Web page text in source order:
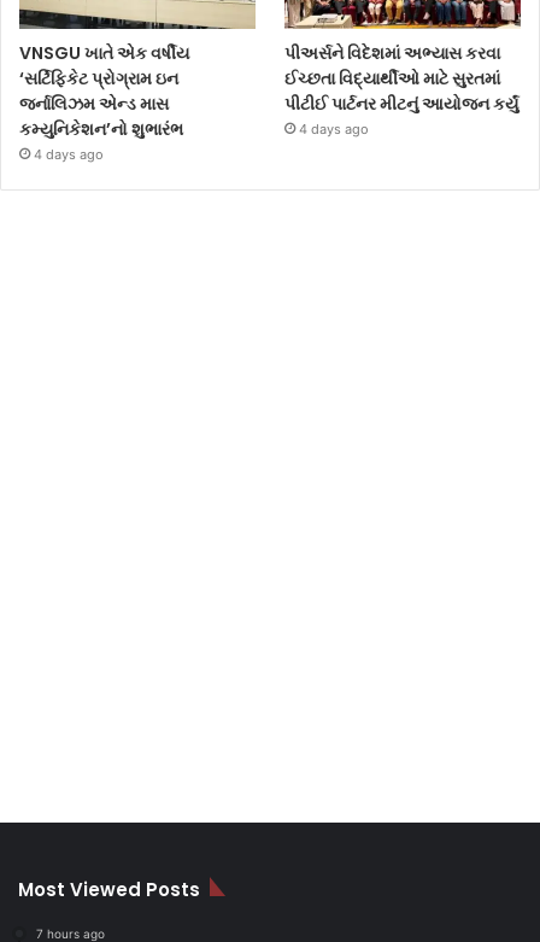
VNSGU ખાતે એક વર્ષીય
‘સર્ટિફિકેટ પ્રોગ્રામ ઇન
જર્નાલિઝમ એન્ડ માસ
કમ્યુનિકેશન’નો શુભારંભ
4 days ago
પીઅર્સને વિદેશમાં અભ્યાસ કરવા
ઈચ્છતા વિદ્યાર્થીઓ માટે સુરતમાં
પીટીઈ પાર્ટનર મીટનું આયોજન કર્યું
4 days ago
Most Viewed Posts
7 hours ago